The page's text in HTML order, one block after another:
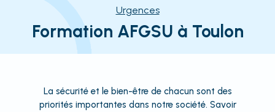
Urgences
Formation AFGSU à Toulon
La sécurité et le bien-être de chacun sont des
priorités importantes dans notre société. Savoir